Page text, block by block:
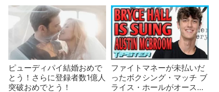
ピューディパイ結婚おめで
とう！さらに登録者数1億人
突破おめでとう！
ファイトマネーが未払いだ
ったボクシング・マッチ ブ
ライス・ホールがオーステ